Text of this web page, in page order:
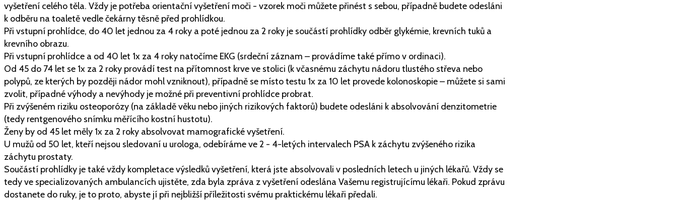
vyšetření celého těla. Vždy je potřeba orientační vyšetření moči - vzorek moči můžete přinést s sebou, případně budete odesláni
k odběru na toaletě vedle čekárny těsně před prohlídkou.
Při vstupní prohlídce, do 40 let jednou za 4 roky a poté jednou za 2 roky je součástí prohlídky odběr glykémie, krevních tuků a
krevního obrazu.
Při vstupní prohlídce a od 40 let 1x za 4 roky natočíme EKG (srdeční záznam – provádíme také přímo v ordinaci).
Od 45 do 74 let se 1x za 2 roky provádí test na přítomnost krve ve stolici (k včasnému záchytu nádoru tlustého střeva nebo
polypů, ze kterých by později nádor mohl vzniknout), případně se místo testu 1x za 10 let provede kolonoskopie – můžete si sami
zvolit, případné výhody a nevýhody je možné při preventivní prohlídce probrat.
Při zvýšeném riziku osteoporózy (na základě věku nebo jiných rizikových faktorů) budete odesláni k absolvování denzitometrie
(tedy rentgenového snímku měřícího kostní hustotu).
Ženy by od 45 let měly 1x za 2 roky absolvovat mamografické vyšetření.
U mužů od 50 let, kteří nejsou sledovaní u urologa, odebíráme ve 2 - 4-letých intervalech PSA k záchytu zvýšeného rizika
záchytu prostaty.
Součástí prohlídky je také vždy kompletace výsledků vyšetření, která jste absolvovali v posledních letech u jiných lékařů. Vždy se
tedy ve specializovaných ambulancích ujistěte, zda byla zpráva z vyšetření odeslána Vašemu registrujícímu lékaři. Pokud zprávu
dostanete do ruky, je to proto, abyste jí při nejbližší příležitosti svému praktickému lékaři předali.